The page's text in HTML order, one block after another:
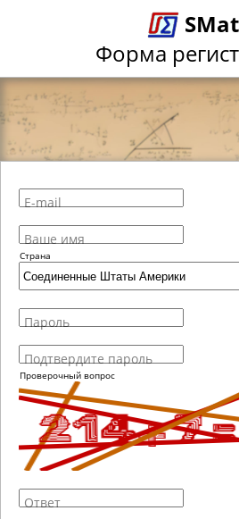
Форма
E-mail
Ваше имя
Страна
Пароль
Подтвердите пароль
Проверочный вопрос
Ответ